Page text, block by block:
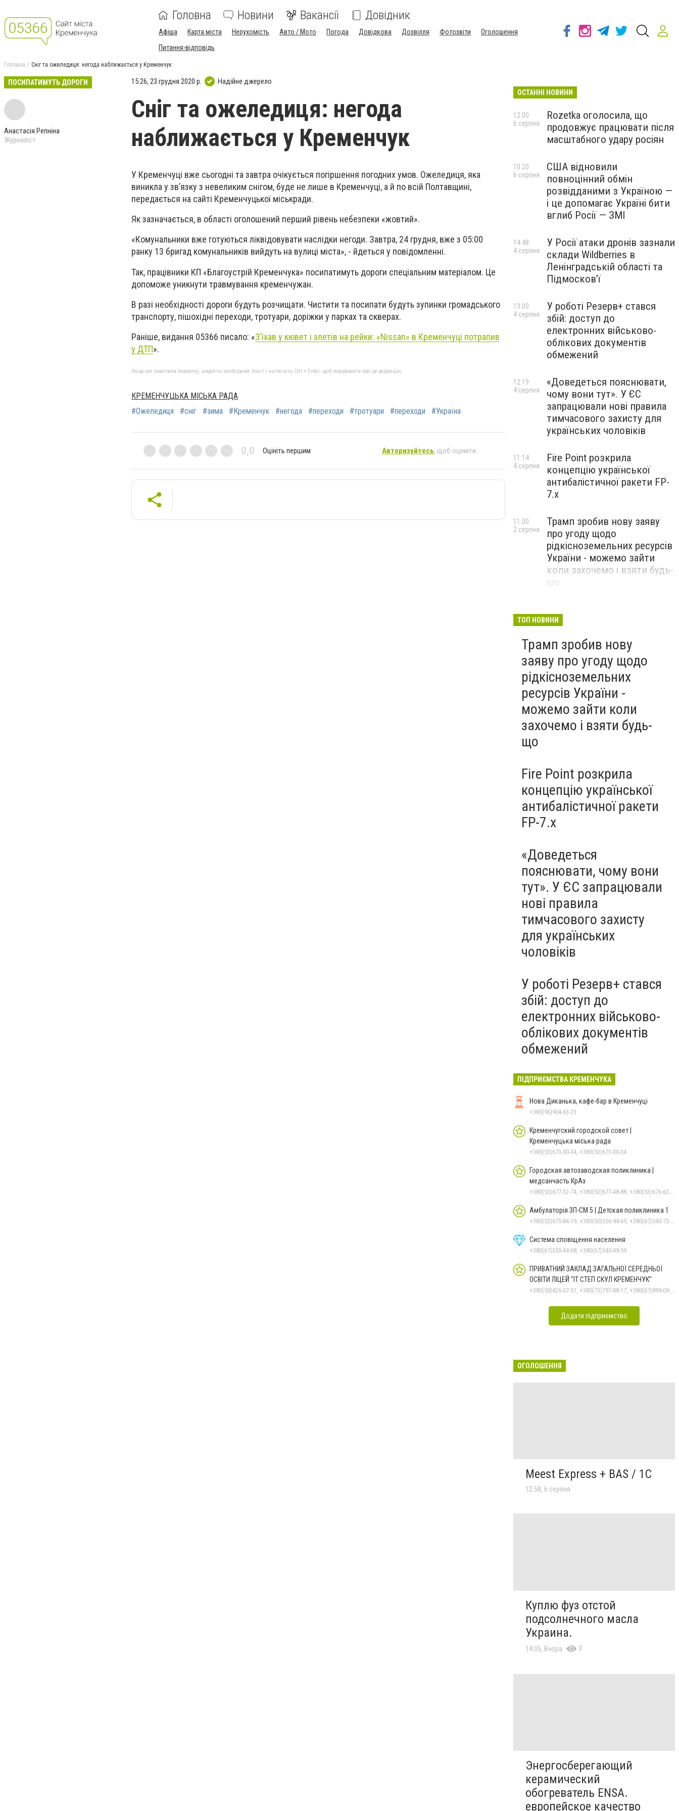
Головна Новини Вакансії Довідник
Афіша Карта міста Нерухомість Авто / Мото Погода Довідкова Дозвілля Фотозвіти
Оголошення
Питання-відповідь
Головна Сніг та ожеледиця: негода наближається у Кременчук
ПОСИПАТИМУТЬ ДОРОГИ
Анастасія Репніна
Журналіст
15:26, 23 грудня 2020 р. Надійне джерело
Сніг та ожеледиця: негода
наближається у Кременчук
У Кременчуці вже сьогодні та завтра очікується погіршення погодних умов. Ожеледиця, яка
виникла у зв’язку з невеликим снігом, буде не лише в Кременчуці, а й по всій Полтавщині,
передається на сайті Кременчуцької міськради.
Як зазначається, в області оголошений перший рівень небезпеки «жовтий».
«Комунальники вже готуються ліквідовувати наслідки негоди. Завтра, 24 грудня, вже з 05:00
ранку 13 бригад комунальників вийдуть на вулиці міста», - йдеться у повідомленні.
Так, працівники КП «Благоустрій Кременчука» посипатимуть дороги спеціальним матеріалом. Це
допоможе уникнути травмування кременчужан.
В разі необхідності дороги будуть розчищати. Чистити та посипати будуть зупинки громадського
транспорту, пішохідні переходи, тротуари, доріжки у парках та скверах.
Раніше, видання 05366 писало: «З’їхав у кювет і злетів на рейки: «Nissan» в Кременчуці потрапив
у ДТП».
Якщо ви помітили помилку, виділіть необхідний текст і натисніть Ctrl + Enter, щоб повідомити про це редакцію
КРЕМЕНЧУЦЬКА МІСЬКА РАДА
#Ожеледиця
#сніг #зима #Кременчук #негода #переходи #тротуари #переходи #Україна
0,0 Оцініть першим Авторизуйтесь, щоб оцінити
ОСТАННІ НОВИНИ
Rozetka оголосила, що
продовжує працювати після
масштабного удару росіян
12:00
6 серпня
США відновили
повноцінний обмін
розвідданими з Україною —
і це допомагає Україні бити
вглиб Росії — ЗМІ
10:20
6 серпня
У Росії атаки дронів зазнали
склади Wildberries в
Ленінградській області та
Підмосков’ї
14:48
4 серпня
У роботі Резерв+ стався
збій: доступ до
електронних військово-
облікових документів
обмежений
13:00
4 серпня
«Доведеться пояснювати,
чому вони тут». У ЄС
запрацювали нові правила
тимчасового захисту для
українських чоловіків
12:19
4 серпня
Fire Point розкрила
концепцію української
антибалістичної ракети FP-
7.x
11:14
4 серпня
Трамп зробив нову заяву
про угоду щодо
рідкісноземельних ресурсів
України - можемо зайти
коли захочемо і взяти будь-
що
11:00
2 серпня
призов”: ДБР проводить
ТЦК по всій Україні
31 липня
ТОП НОВИНИ
Трамп зробив нову
заяву про угоду щодо
рідкісноземельних
ресурсів України -
можемо зайти коли
захочемо і взяти будь-
що
Fire Point розкрила
концепцію української
антибалістичної ракети
FP-7.x
«Доведеться
пояснювати, чому вони
тут». У ЄС запрацювали
нові правила
тимчасового захисту
для українських
чоловіків
У роботі Резерв+ стався
збій: доступ до
електронних військово-
облікових документів
обмежений
ПІДПРИЄМСТВА КРЕМЕНЧУКА
Нова Диканька, кафе-бар в Кременчуці
+380(96)904-63-23
Кременчугский городской совет |
Кременчуцька міська рада
+380(53)673-00-34, +380(53)673-00-34
Городская автозаводская поликлиника |
медсанчасть КрАз
+380(53)677-32-74, +380(53)677-48-88, +380(53)676-62-99, +380536766187
Амбулаторія ЗП-СМ 5 | Детская поликлиника 1
+380(53)675-84-19, +380(50)356-94-69, +380(67)540-73-87
Система сповіщення населення
+380(67)350-44-68, +380(67)340-49-59
ПРИВАТНИЙ ЗАКЛАД ЗАГАЛЬНОЇ СЕРЕДНЬОЇ
ОСВІТИ ЛІЦЕЙ "ІТ СТЕП СКУЛ КРЕМЕНЧУК"
+380(50)426-07-51, +380(73)797-88-17, +380(67)899-09-16
Додати підприємство
ОГОЛОШЕННЯ
Meest Express + BAS / 1C
12:58, 6 серпня
Куплю фуз отстой
подсолнечного масла
Украина.
14:05, Вчора 3
Энергосберегающий
керамический
обогреватель ENSA.
европейское качество